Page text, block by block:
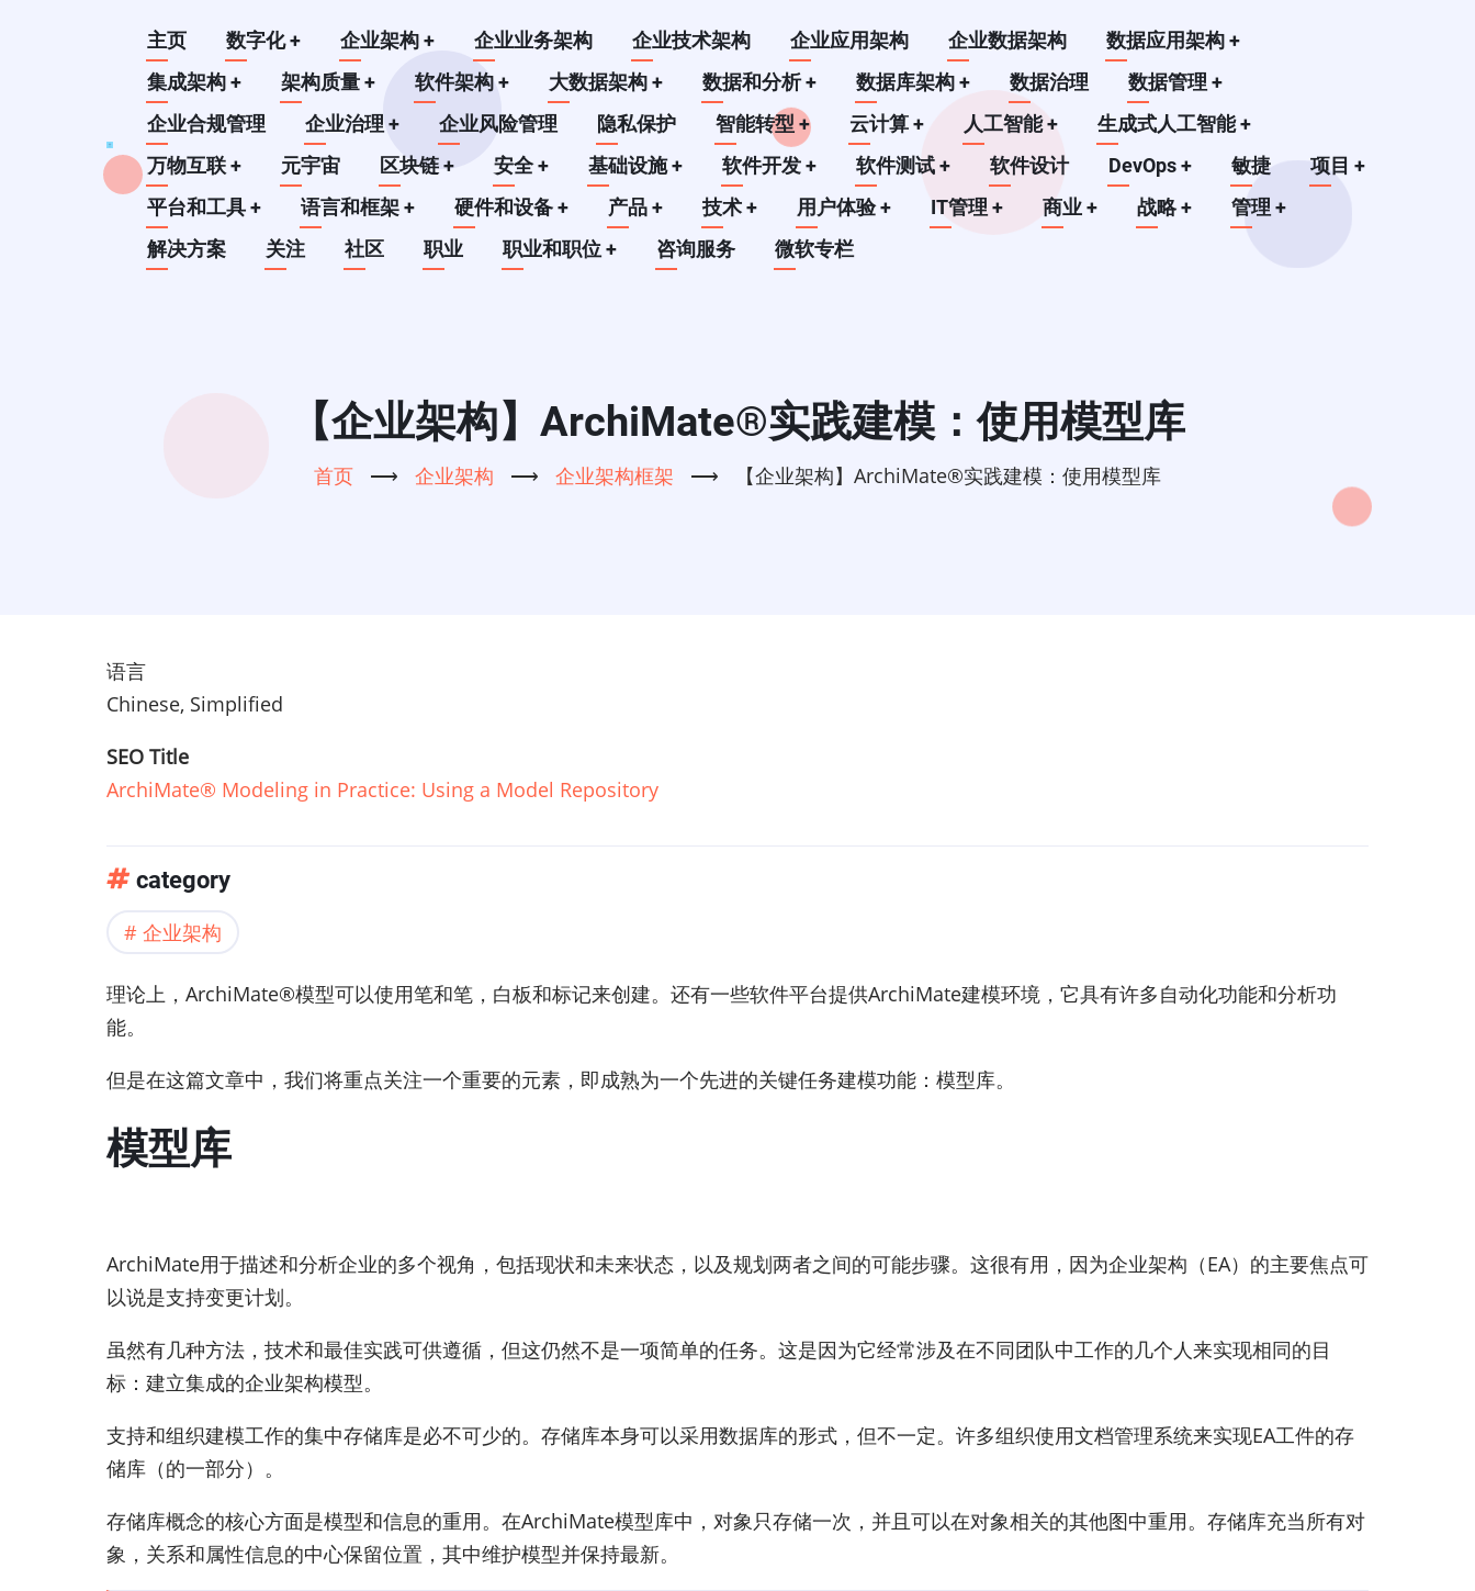
Main
navigation
主页 数字化+ 企业架构+ 企业业务架构 企业技术架构 企业应用架构 企业数据架构 数据应用架构+
集成架构+ 架构质量+ 软件架构+ 大数据架构+ 数据和分析+ 数据库架构+ 数据治理 数据管理+
企业合规管理
企业治理+ 企业风险管理 隐私保护 智能转型+ 云计算+ 人工智能+ 生成式人工智能+
万物互联+ 元宇宙 区块链+ 安全+ 基础设施+ 软件开发+ 软件测试+ 软件设计 DevOps+ 敏捷 项目+
平台和工具+ 语言和框架+ 硬件和设备+ 产品+ 技术+ 用户体验+ IT管理+ 商业+ 战略+ 管理+
解决方案
关注 社区 职业 职业和职位+ 咨询服务 微软专栏
【企业架构】ArchiMate®实践建模：使用模型库
首页 ⟶ 企业架构 ⟶ 企业架构框架 ⟶ 【企业架构】ArchiMate®实践建模：使用模型库
语言
Chinese, Simplified
SEO Title
ArchiMate® Modeling in Practice: Using a Model Repository
category
企业架构
理论上，ArchiMate®模型可以使用笔和笔，白板和标记来创建。还有一些软件平台提供ArchiMate建模环境，它具有许多自动化功能和分析功
能。
但是在这篇文章中，我们将重点关注一个重要的元素，即成熟为一个先进的关键任务建模功能：模型库。
模型库
ArchiMate用于描述和分析企业的多个视角，包括现状和未来状态，以及规划两者之间的可能步骤。这很有用，因为企业架构（EA）的主要焦点可
以说是支持变更计划。
虽然有几种方法，技术和最佳实践可供遵循，但这仍然不是一项简单的任务。这是因为它经常涉及在不同团队中工作的几个人来实现相同的目
标：建立集成的企业架构模型。
支持和组织建模工作的集中存储库是必不可少的。存储库本身可以采用数据库的形式，但不一定。许多组织使用文档管理系统来实现EA工件的存
储库（的一部分）。
存储库概念的核心方面是模型和信息的重用。在ArchiMate模型库中，对象只存储一次，并且可以在对象相关的其他图中重用。存储库充当所有对
象，关系和属性信息的中心保留位置，其中维护模型并保持最新。